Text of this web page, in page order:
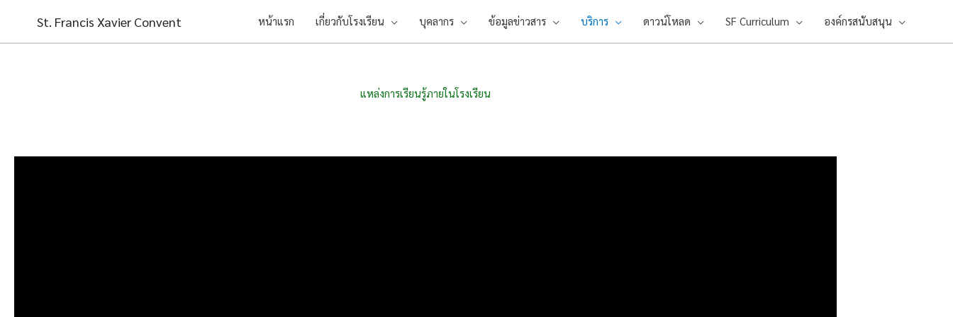
content
St. Francis Xavier Convent หน้าแรก เกี่ยวกับโรงเรียน บุคลากร ข้อมูลข่าวสาร บริการ ดาวน์โหลด SF Curriculum องค์กรสนับสนุน
แหล่งการเรียนรู้ภายในโรงเรียน